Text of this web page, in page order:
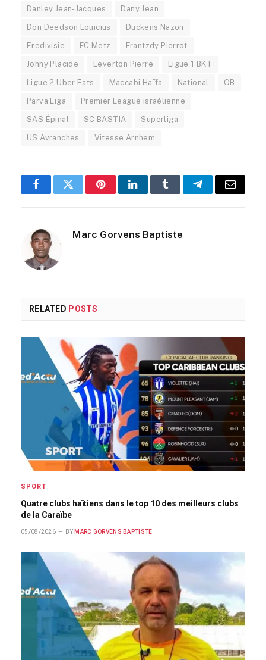
Danley Jean-Jacques Dany Jean
Don Deedson Louicius Duckens Nazon
Eredivisie FC Metz Frantzdy Pierrot
Johny Placide Leverton Pierre Ligue 1 BKT
Ligue 2 Uber Eats Maccabi Haïfa National OB
Parva Liga Premier League israélienne
SAS Épinal SC BASTIA Superliga
US Avranches Vitesse Arnhem
FacebookTwitterPinterestLinkedInTumblrTelegramEmail
Marc Gorvens Baptiste
RELATED POSTS
SPORT
Quatre clubs haïtiens dans le top 10 des meilleurs clubs
de la Caraïbe
05/08/2026 BY MARC GORVENS BAPTISTE